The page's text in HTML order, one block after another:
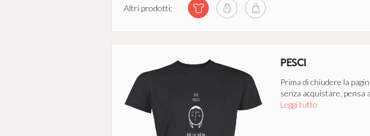
Altri prodotti:
PESCI
Prima di chiudere la
senza acquistare, pensa
Leggi tutto